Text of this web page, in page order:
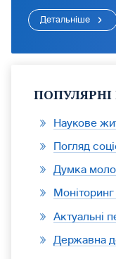
Детальніше
Наукове
Погляд
Думка
Актуальні
Державна